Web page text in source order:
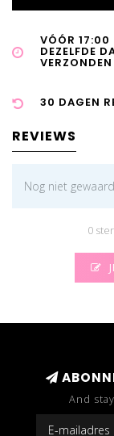
VÓÓR 17:00
DEZELFDE
VERZONDEN
30 DAGEN
REVIEWS
Nog niet
0
And